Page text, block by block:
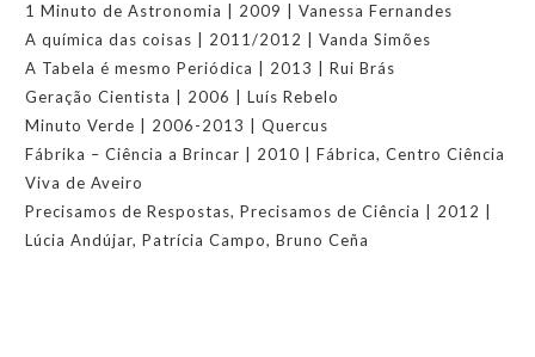
1 Minuto de Astronomia | 2009 | Vanessa Fernandes
A química das coisas | 2011/2012 | Vanda Simões
A Tabela é mesmo Periódica | 2013 | Rui Brás
Geração Cientista | 2006 | Luís Rebelo
Minuto Verde | 2006-2013 | Quercus
Fábrika – Ciência a Brincar | 2010 | Fábrica, Centro Ciência
Viva de Aveiro
Precisamos de Respostas, Precisamos de Ciência | 2012 |
Lúcia Andújar, Patrícia Campo, Bruno Ceña